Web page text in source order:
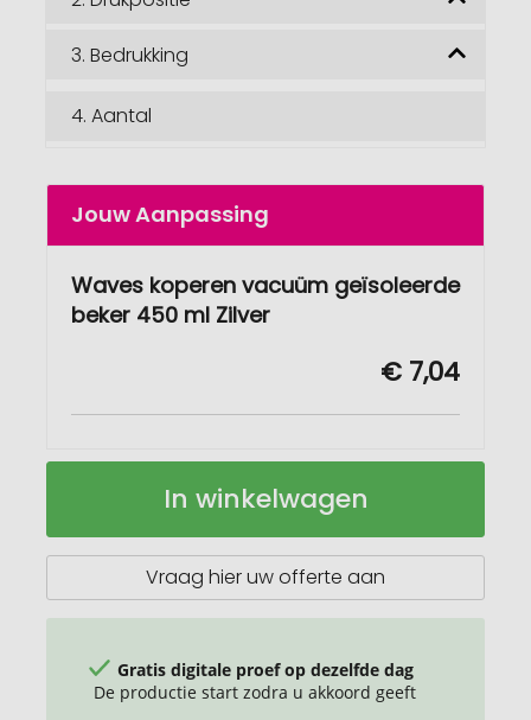
3. Bedrukking
4. Aantal
Jouw Aanpassing
Waves koperen vacuüm geïsoleerde
beker 450 ml Zilver
€ 7,04
Waves
geïsoleerde
Op
In winkelwagen
Vraag hier uw offerte aan
Gratis digitale proef op dezelfde dag
De productie start zodra u akkoord geeft